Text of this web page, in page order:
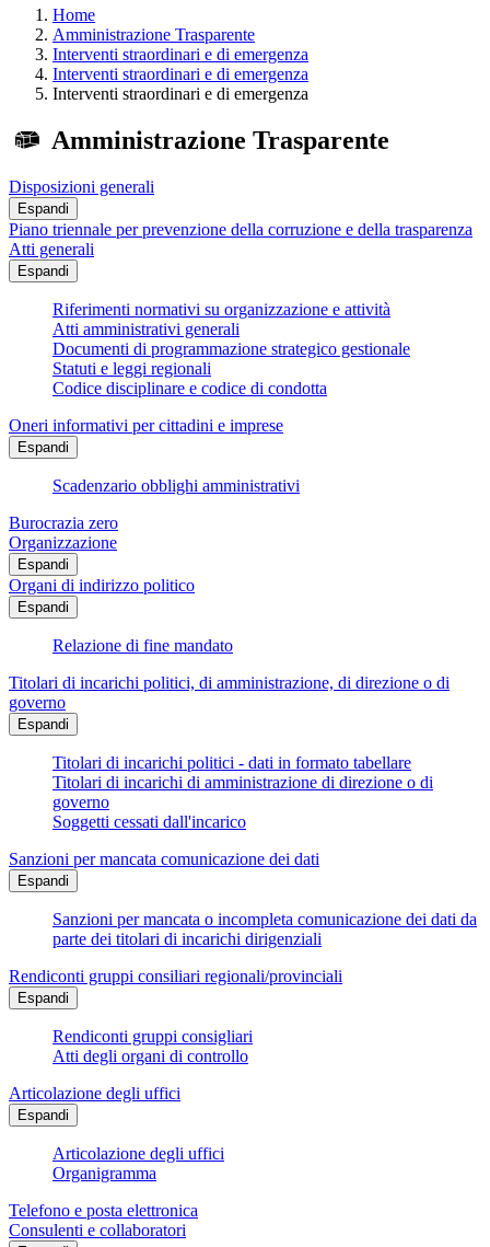
Home
Amministrazione Trasparente
Interventi straordinari e di emergenza
Interventi straordinari e di emergenza
Interventi straordinari e di emergenza
Amministrazione Trasparente
Disposizioni generali
Espandi
Piano triennale per prevenzione della corruzione e della trasparenza
Atti generali
Espandi
Riferimenti normativi su organizzazione e attività
Atti amministrativi generali
Documenti di programmazione strategico gestionale
Statuti e leggi regionali
Codice disciplinare e codice di condotta
Oneri informativi per cittadini e imprese
Espandi
Scadenzario obblighi amministrativi
Burocrazia zero
Organizzazione
Espandi
Organi di indirizzo politico
Espandi
Relazione di fine mandato
Titolari di incarichi politici, di amministrazione, di direzione o di
governo
Espandi
Titolari di incarichi politici - dati in formato tabellare
Titolari di incarichi di amministrazione di direzione o di
governo
Soggetti cessati dall'incarico
Sanzioni per mancata comunicazione dei dati
Espandi
Sanzioni per mancata o incompleta comunicazione dei dati da
parte dei titolari di incarichi dirigenziali
Rendiconti gruppi consiliari regionali/provinciali
Espandi
Rendiconti gruppi consigliari
Atti degli organi di controllo
Articolazione degli uffici
Espandi
Articolazione degli uffici
Organigramma
Telefono e posta elettronica
Consulenti e collaboratori